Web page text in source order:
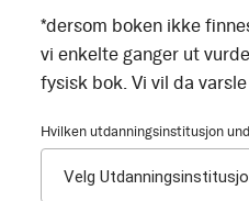
*dersom boken ikke
vi enkelte ganger ut
fysisk bok. Vi vil da
Hvilken utdanningsinstitusjon